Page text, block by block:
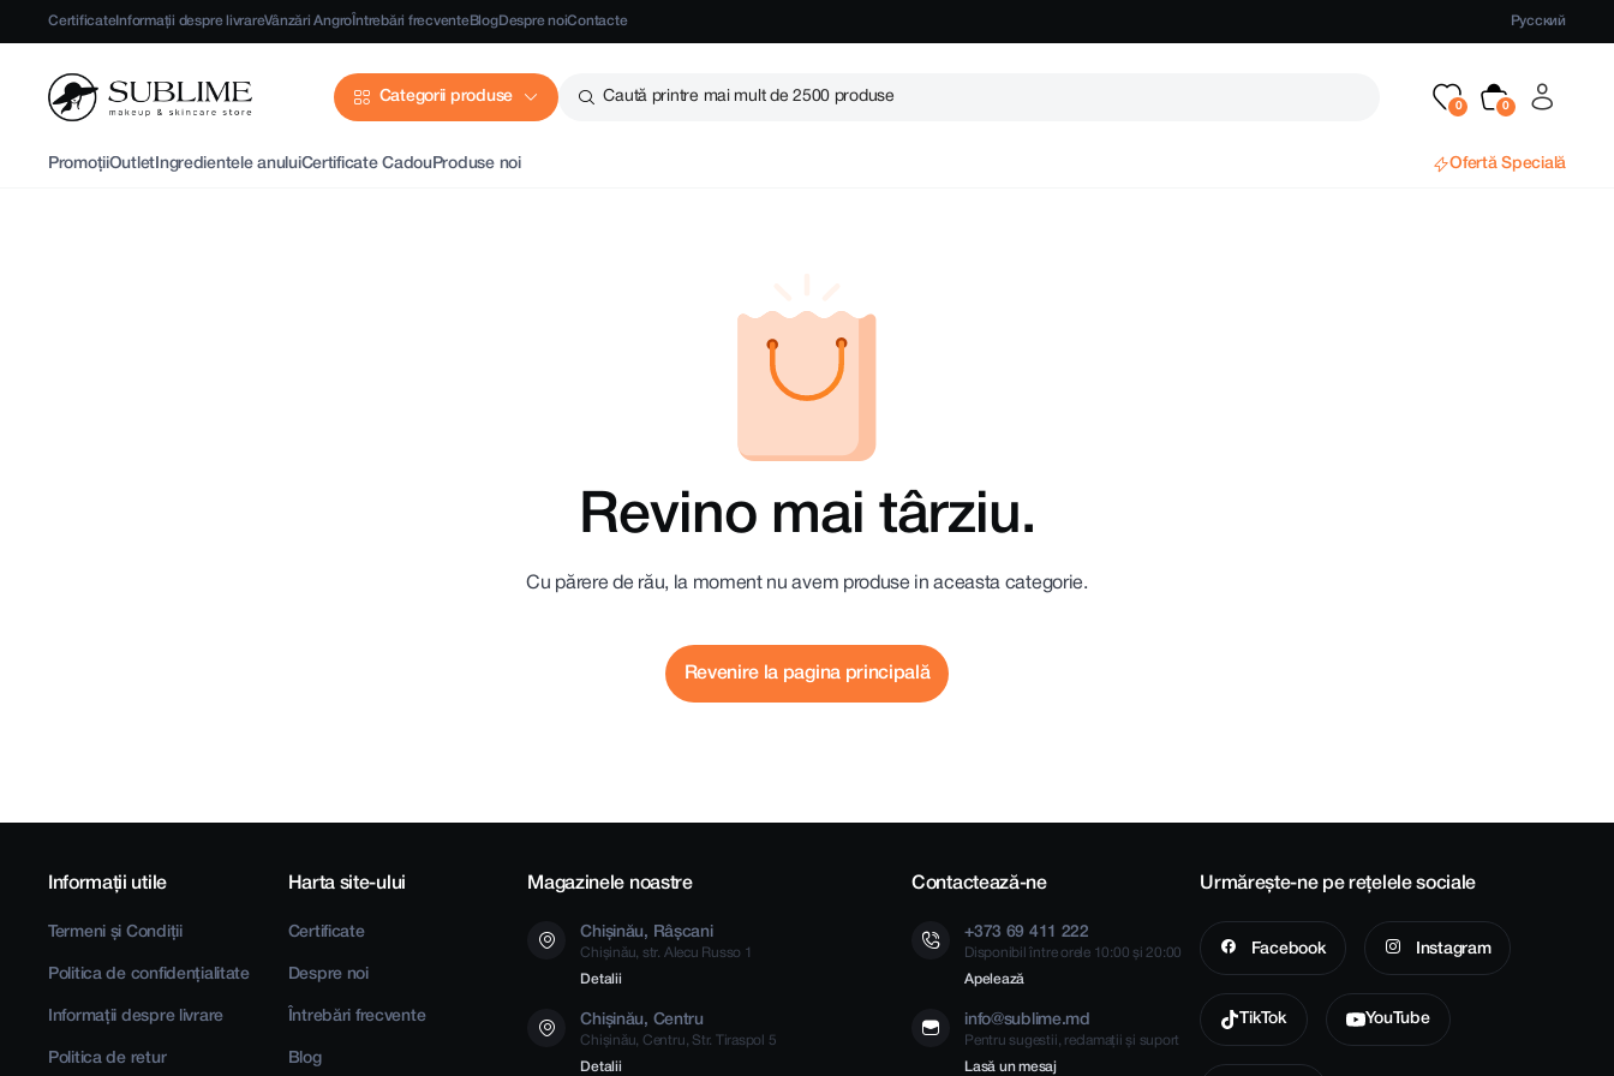
CertificateInformații despre livrareVânzări Angro Întrebări frecventeBlogDespre noiContacte Русский
Categorii produse Caută printre mai mult de 2500 produse
PromoțiiOutlet Ingredientele anuluiCertificate CadouProduse noi Ofertă Specială
Revino mai târziu.
Cu părere de rău, la moment nu avem produse in aceasta categorie.
Revenire la pagina principală
Informații utile
Termeni și Condiții
Politica de confidențialitate
Informații despre livrare
Politica de retur
Harta site-ului
Certificate
Despre noi
Întrebări frecvente
Blog
Magazinele noastre
Chișinău, Râșcani
Chișinău, str. Alecu Russo 1
Detalii
Chișinău, Centru
Chișinău, Centru, Str. Tiraspol 5
Detalii
Contactează-ne
+373 69 411 222
Disponibil între orele 10:00 și 20:00
Apelează
info@sublime.md
Pentru sugestii, reclamații și suport
Lasă un mesaj
Urmărește-ne pe rețelele sociale
Facebook Instagram
TikTok YouTube